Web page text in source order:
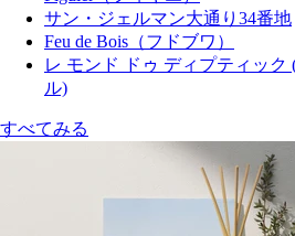
サン・ジェルマン大通り34番地
Feu de Bois（フドブワ）
レ モンド ドゥ ディプティック
ル)
すべてみる